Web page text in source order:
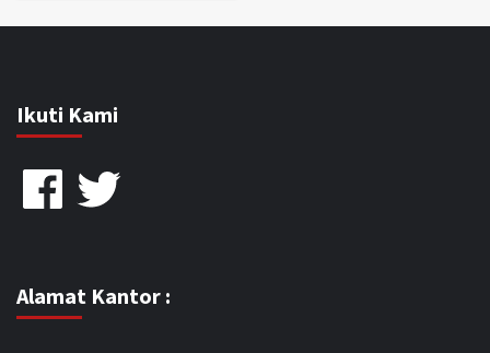
Ikuti Kami
FacebookTwitter
Alamat Kantor :